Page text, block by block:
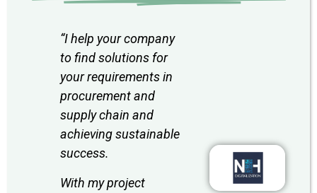
“I help your company
to find solutions for
your requirements in
procurement and
supply chain and
achieving sustainable
success.
With my project